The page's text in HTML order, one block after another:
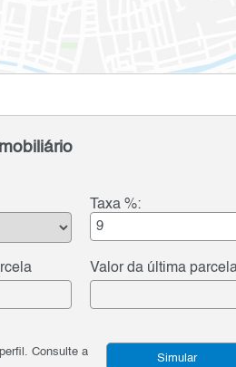
Taxa %:
Valor da última
Consulte a
Simular